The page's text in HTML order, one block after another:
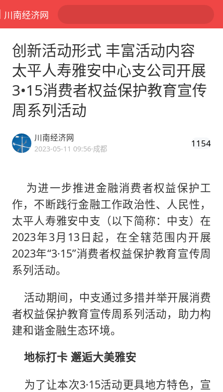
川南经济网
创新活动形式 丰富活动内容
太平人寿雅安中心支公司开展
3•15消费者权益保护教育宣传
周系列活动
川南经济网
2023-05-11 09:56·成都 1154
为进一步推进金融消费者权益保护工
作，不断践行金融工作政治性、人民性，
太平人寿雅安中支（以下简称：中支）在
2023年3月13日起，在全辖范围内开展
2023年“3·15”消费者权益保护教育宣传周
系列活动。
活动期间，中支通过多措并举开展消费
者权益保护教育宣传周系列活动，助力构
建和谐金融生态环境。
地标打卡 邂逅大美雅安
为了让本次3·15活动更具地方特色，宣